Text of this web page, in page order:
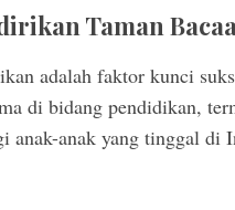
Taman
adalah faktor kunci
di bidang pendidikan,
anak-anak yang tinggal